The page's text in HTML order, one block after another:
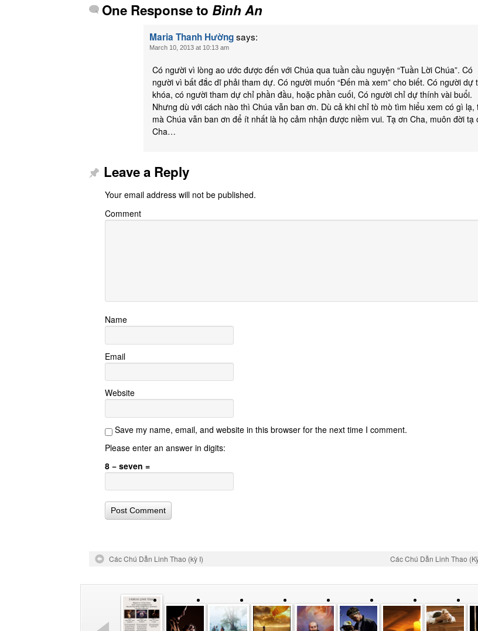
One Response to Bình An
Maria Thanh Hườngsays:
March 10, 2013 at 10:13 am
Có người vì lòng ao ước được đến với Chúa qua tuần cầu nguyện “Tuần Lời Chúa”. Có
người vì bất đắc dĩ phải tham dự. Có người muốn “Đến mà xem” cho biết. Có người dự
khóa, có người tham dự chỉ phần đầu, hoặc phần cuối, Có người chỉ dự thính vài buổi.
Nhưng dù với cách nào thì Chúa vẫn ban ơn. Dù cả khi chỉ tò mò tìm hiểu xem có gì lạ,
mà Chúa vẫn ban ơn để ít nhất là họ cảm nhận được niềm vui. Tạ ơn Cha, muôn đời tạ
Cha…
Leave a Reply
Your email address will not be published.
Comment
Name
Email
Website
Save my name, email, and website in this browser for the next time I comment.
Please enter an answer in digits:
8 − seven =
Các Chú Dẫn Linh Thao (kỳ I) Các Chú Dẫn Linh Thao